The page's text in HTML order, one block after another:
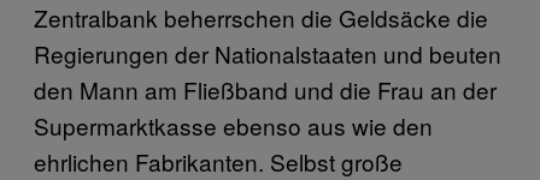
Zentralbank beherrschen die Geldsäcke die
Regierungen der Nationalstaaten und beuten
den Mann am Fließband und die Frau an der
Supermarktkasse ebenso aus wie den
ehrlichen Fabrikanten. Selbst große